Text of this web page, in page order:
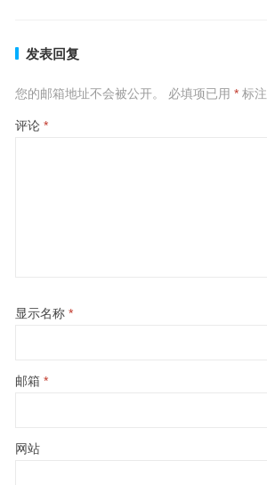
发表回复
您的邮箱地址不会被公开。 必填项已用 *标注
评论 *
显示名称 *
邮箱 *
网站